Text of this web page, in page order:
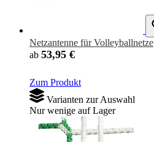
Netzantenne für Volleyballnetze
ab 53,95 €
Zum Produkt
Varianten zur Auswahl
Nur wenige auf Lager